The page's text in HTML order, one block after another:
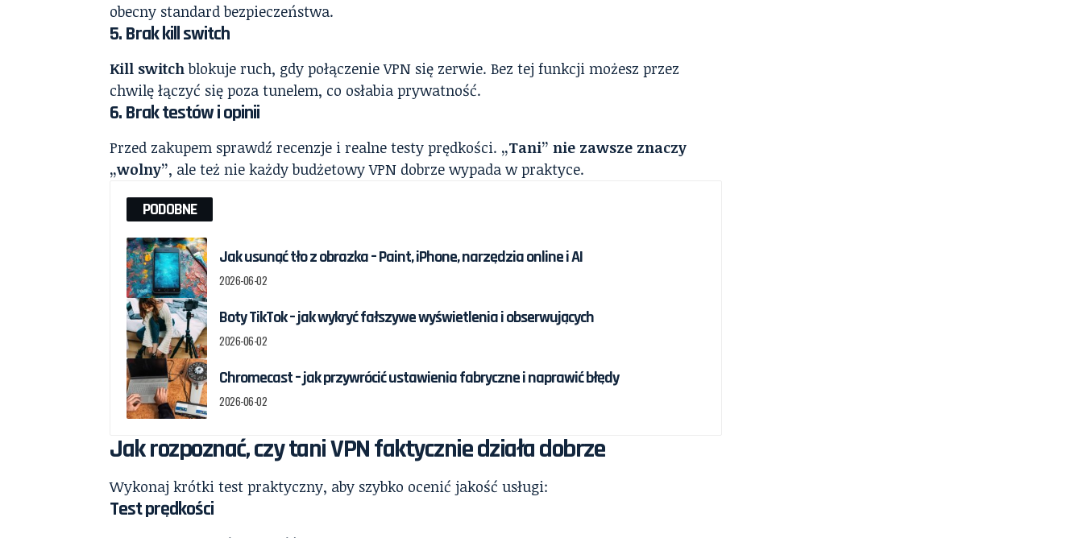
obecny standard bezpieczeństwa.
5. Brak kill switch
Kill switchblokuje ruch, gdy połączenie VPN się zerwie. Bez tej funkcji możesz przez
chwilę łączyć się poza tunelem, co osłabia prywatność.
6. Brak testów i opinii
Przed zakupem sprawdź recenzje i realne testy prędkości. „Tani” nie zawsze znaczy
„wolny”, ale też nie każdy budżetowy VPN dobrze wypada w praktyce.
PODOBNE
Jak usunąć tło z obrazka – Paint, iPhone, narzędzia online i AI
2026-06-02
Boty TikTok – jak wykryć fałszywe wyświetlenia i obserwujących
2026-06-02
Chromecast – jak przywrócić ustawienia fabryczne i naprawić błędy
2026-06-02
Jak rozpoznać, czy tani VPN faktycznie działa dobrze
Wykonaj krótki test praktyczny, aby szybko ocenić jakość usługi:
Test prędkości